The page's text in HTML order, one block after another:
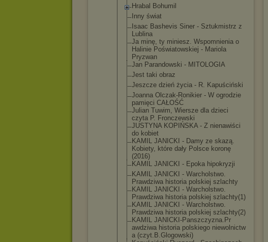
Hrabal Bohumil
Inny świat
Isaac Bashevis Siner - Sztukmistrz z
Lublina
Ja minę, ty miniesz. Wspomnienia o
Halinie Poświatowskiej - Mariola
Pryzwan
Jan Parandowski - MITOLOGIA
Jest taki obraz
Jeszcze dzień życia - R. Kapuściński
Joanna Olczak-Roni kier - W ogrodzie
pamięci CAŁOŚĆ
Julian Tuwim, Wiersze dla dzieci
czyta P. Fronczewski
JUSTYNA KOPIŃSKA - Z nienawiści
do kobiet
KAMIL JANICKI - Damy ze skazą.
Kobiety, które dały Polsce koronę
(2016)
KAMIL JANICKI - Epoka hipokryzji
KAMIL JANICKI - Warcholstwo.
Prawdziwa historia polskiej szlachty
KAMIL JANICKI - Warcholstwo.
Prawdziwa historia polskiej szlachty(1)
KAMIL JANICKI - Warcholstwo.
Prawdziwa historia polskiej szlachty(2)
KAMIL JANICKI-Panszczyzna.Pr
awdziwa historia polskiego niewolnictw
a (czyt.B.Glogowski)